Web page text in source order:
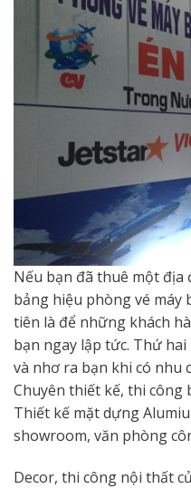
Nếu bạn đã thuê một địa
bảng hiệu phòng vé máy
tiên là để những khách
bạn ngay lập tức. Thứ
và nhơ ra bạn khi có nhu
Chuyên thiết kế, thi công
Thiết kế mặt dựng
showroom, văn phòng
Decor, thi công nội thất